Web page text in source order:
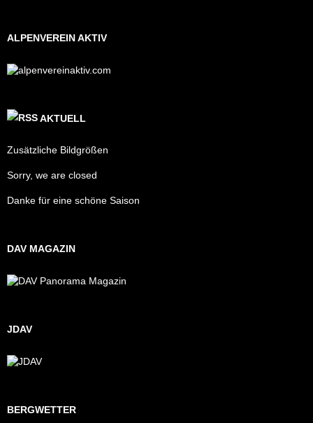
ALPENVEREIN AKTIV
AKTUELL
Zusätzliche Bildgrößen
Sorry, we are closed
Danke für eine schöne Saison
DAV MAGAZIN
JDAV
BERGWETTER